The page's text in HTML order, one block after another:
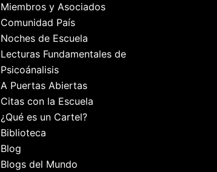
Miembros y Asociados
Comunidad País
Noches de Escuela
Lecturas Fundamentales de
Psicoánalisis
A Puertas Abiertas
Citas con la Escuela
¿Qué es un Cartel?
Biblioteca
Blog
Blogs del Mundo